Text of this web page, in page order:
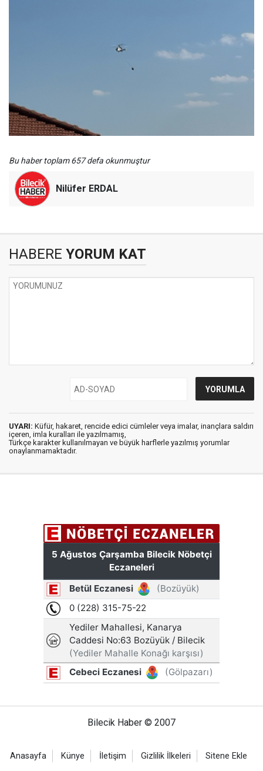
Bu haber toplam 657 defa okunmuştur
Nilüfer ERDAL
HABERE YORUM KAT
UYARI: Küfür, hakaret, rencide edici cümleler veya imalar, inançlara saldırı
içeren, imla kuralları ile yazılmamış,
Türkçe karakter kullanılmayan ve büyük harflerle yazılmış yorumlar
onaylanmamaktadır.
Bilecik Haber © 2007
Anasayfa Künye İletişim Gizlilik İlkeleri Sitene Ekle